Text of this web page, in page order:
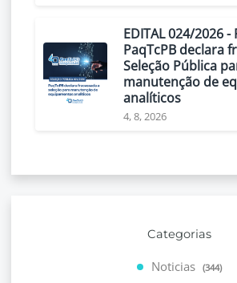
EDITAL 024/2026
PaqTcPB declara
Seleção Pública
manutenção de
analíticos
4, 8, 2026
Categorias
Noticias (344)